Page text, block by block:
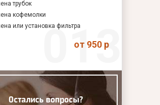
трубок
кофемолки
или установка фильтра
от 950 р
Остались вопросы?